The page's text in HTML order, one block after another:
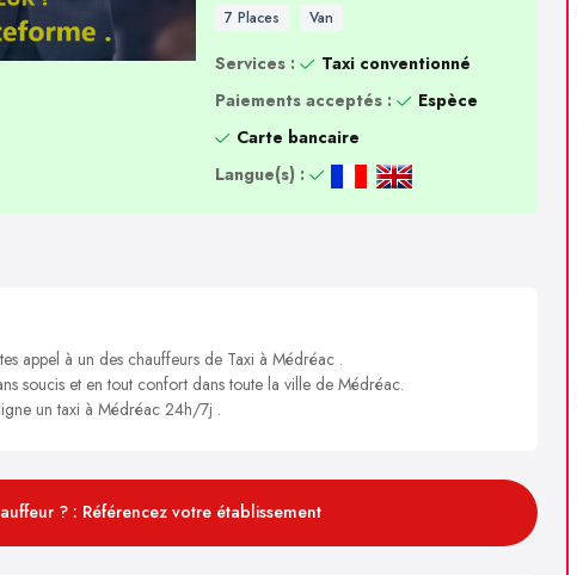
7 Places Van
Services :
Taxi conventionné
Paiements acceptés :
Espèce
Carte bancaire
Langue(s) :
appel à un des chauffeurs de Taxi à Médréac .
soucis et en tout confort dans toute la ville de Médréac.
un taxi à Médréac 24h/7j .
? : Référencez votre établissement